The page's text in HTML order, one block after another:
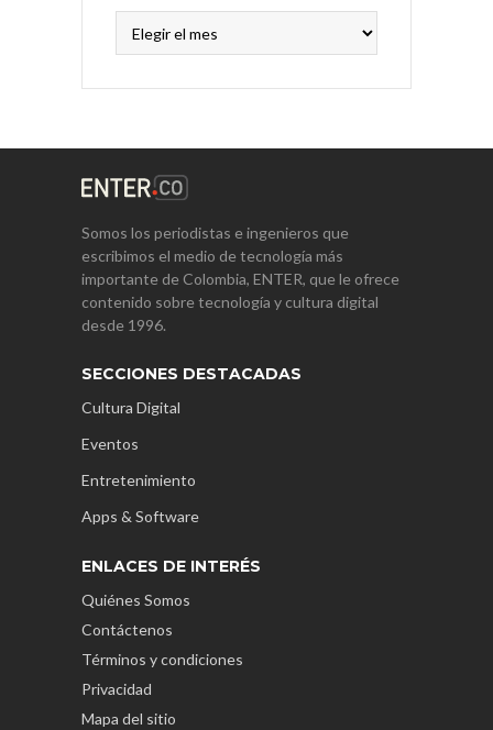
Somos los periodistas e ingenieros que
escribimos el medio de tecnología más
importante de Colombia, ENTER, que le ofrece
contenido sobre tecnología y cultura digital
desde 1996.
SECCIONES DESTACADAS
Cultura Digital
Eventos
Entretenimiento
Apps & Software
ENLACES DE INTERÉS
Quiénes Somos
Contáctenos
Términos y condiciones
Privacidad
Mapa del sitio